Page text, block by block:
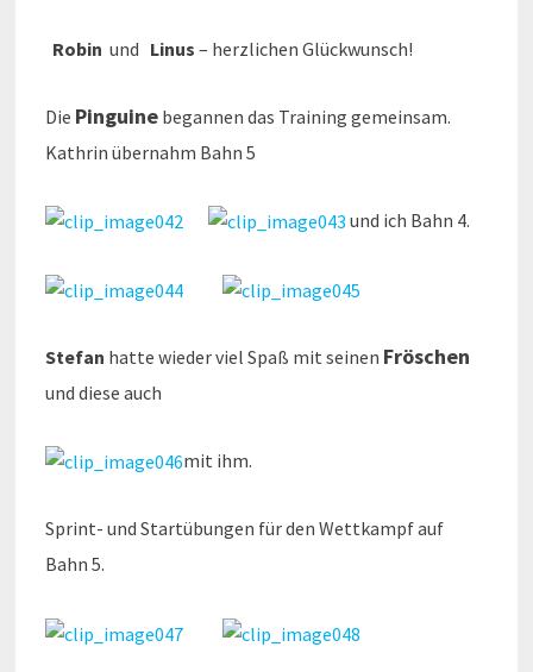
Robin und Linus – herzlichen Glückwunsch!
Die Pinguinebegannen das Training gemeinsam.
Kathrin übernahm Bahn 5
und ich Bahn 4.
Stefan hatte wieder viel Spaß mit seinen Fröschen
und diese auch
mit ihm.
Sprint- und Startübungen für den Wettkampf auf
Bahn 5.